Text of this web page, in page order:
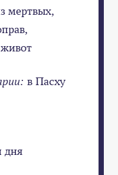
мертвых,
в Пасху
дня